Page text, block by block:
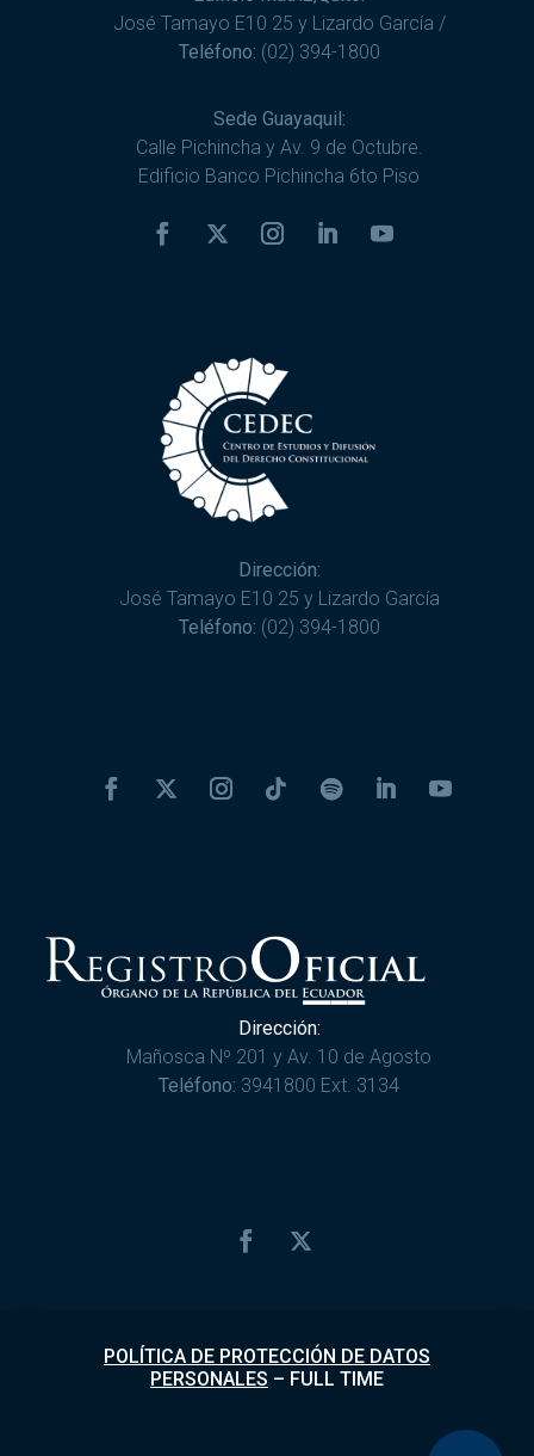
José Tamayo E10 25 y Lizardo García /
Teléfono: (02) 394-1800
Sede Guayaquil:
Calle Pichincha y Av. 9 de Octubre.
Edificio Banco Pichincha 6to Piso
Dirección:
José Tamayo E10 25 y Lizardo García
Teléfono: (02) 394-1800
Dirección:
Mañosca Nº 201 y Av. 10 de Agosto
Teléfono: 3941800 Ext. 3134
POLÍTICA DE PROTECCIÓN DE DATOS
PERSONALES – FULL TIME